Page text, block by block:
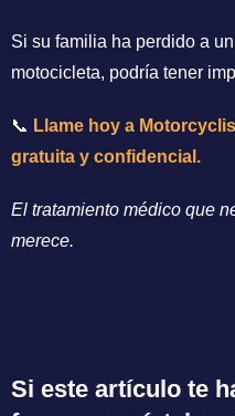
Si su familia ha perdido a
motocicleta, podría tener
📞 Llame hoy a
gratuita y confidencial.
El tratamiento médico que
merece.
Si este artículo te